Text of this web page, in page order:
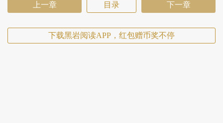
上一章 目录 下一章
下载黑岩阅读APP，红包赠币奖不停